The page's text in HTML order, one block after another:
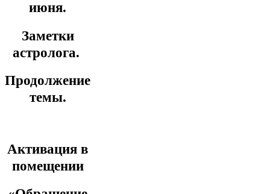
июня.
Заметки
астролога.
Продолжение
темы.
Активация в
помещении